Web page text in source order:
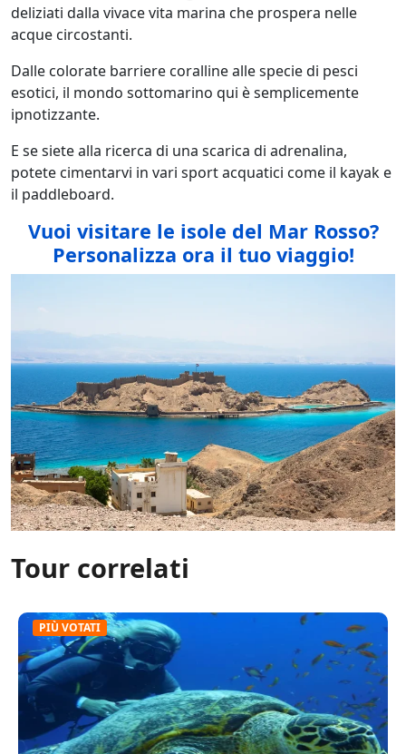
deliziati dalla vivace vita marina che prospera nelle
acque circostanti.
Dalle colorate barriere coralline alle specie di pesci
esotici, il mondo sottomarino qui è semplicemente
ipnotizzante.
E se siete alla ricerca di una scarica di adrenalina,
potete cimentarvi in vari sport acquatici come il kayak e
il paddleboard.
Vuoi visitare le isole del Mar Rosso?
Personalizza ora il tuo viaggio!
Tour correlati
PIÙ VOTATI